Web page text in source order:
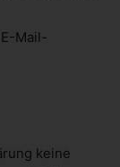
Mail-
keine